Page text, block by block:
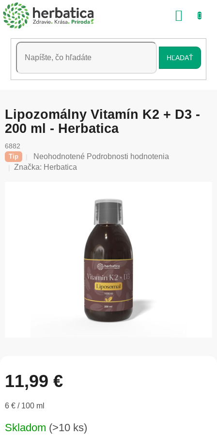
Prejsť
na
obsah
HĽADAŤ
Lipozomálny Vitamín K2 + D3 -
200 ml - Herbatica
6882
Tip
Priemerné
hodnotenie
Neohodnotené Podrobnosti hodnotenia
Značka: Herbatica
11,99 €
Jednotková
6 € / 100 ml
Skladom (>10 ks)